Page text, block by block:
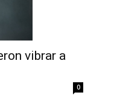
vibrar a
0